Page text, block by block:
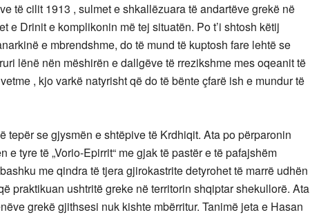
të cilit 1913 , sulmet e shkallëzuara të andartëve grekë në
e Drinit e komplikonin më tej situatën. Po t’i shtosh këtij
e mbrendshme, do të mund të kuptosh fare lehtë se
lënë nën mëshirën e dallgëve të rrezikshme mes oqeanit të
, kjo varkë natyrisht që do të bënte çfarë ish e mundur të
tepër se gjysmën e shtëpive të Krdhiqit. Ata po përparonin
e tyre të „Vorio-Epirrit“ me gjak të pastër e të pafajshëm
me qindra të tjera gjirokastrite detyrohet të marrë udhën
praktikuan ushtritë greke në territorin shqiptar shekullorë. Ata
grekë gjithsesi nuk kishte mbërritur. Tanimë jeta e Hasan